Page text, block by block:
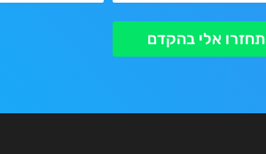
תחזרו אלי בהקדם